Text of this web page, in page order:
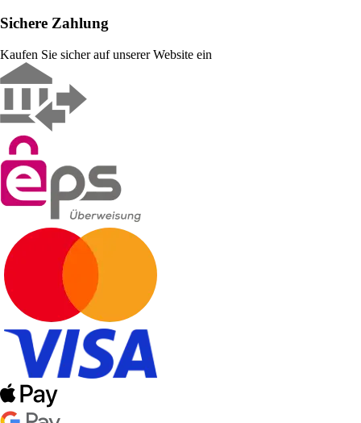
Sichere Zahlung
Kaufen Sie sicher auf unserer Website ein